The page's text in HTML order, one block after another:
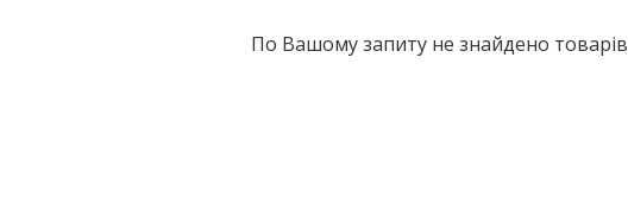
По Вашому запиту не знайдено товарів